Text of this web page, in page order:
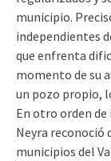
municipio.
independientes
que enfrenta
momento de su
un pozo propio,
En otro orden de
Neyra reconoció
municipios del